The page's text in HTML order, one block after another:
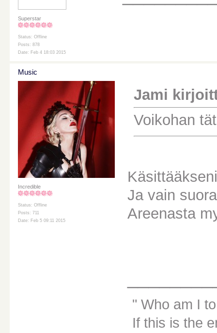
Superstar
Status: Offline
Posts: 878
Date: Feb 4 18:03 2015
Music
Incredible
Status: Offline
Posts: 711
Date: Feb 5 09:11 2015
Jami
Voikohan
Ja vain
Areenasta
Who am I
If this is the